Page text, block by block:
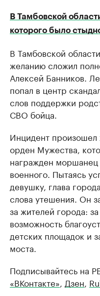
В Тамбовской
которого было
В Тамбовской
желанию сложил
Алексей Банников.
попал в центр
слов поддержки
СВО бойца.
Инцидент
орден Мужества,
награжден
военного. Пытаясь
девушку, глава
слова утешения. Он
за жителей города:
возможность
детских площадок и
моста.
Подписывайтесь на
«ВКонтакте», Дзен,